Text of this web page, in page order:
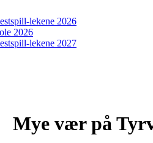
lekene 2026
2026
lekene 2027
Mye vær på